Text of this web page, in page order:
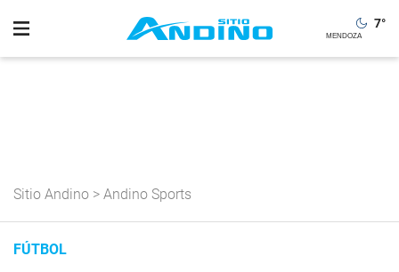
7°
Sitio Andino > Andino Sports
FÚTBOL